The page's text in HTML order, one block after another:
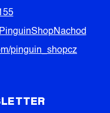
pinguin_shopcz